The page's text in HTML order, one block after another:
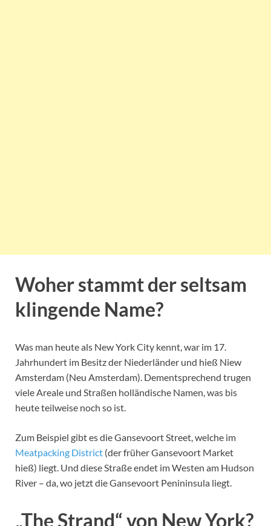
Woher stammt der seltsam
klingende Name?
Was man heute als New York City kennt, war im 17.
Jahrhundert im Besitz der Niederländer und hieß Niew
Amsterdam (Neu Amsterdam). Dementsprechend trugen
viele Areale und Straßen holländische Namen, was bis
heute teilweise noch so ist.
Zum Beispiel gibt es die Gansevoort Street, welche im
Meatpacking District (der früher Gansevoort Market
hieß) liegt. Und diese Straße endet im Westen am Hudson
River – da, wo jetzt die Gansevoort Penininsula liegt.
„The Strand“ von New York?